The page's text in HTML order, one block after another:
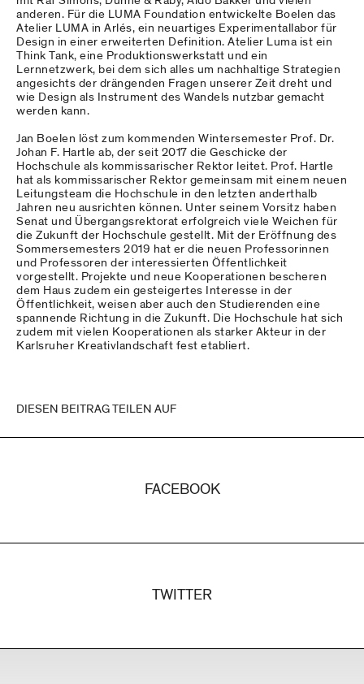
anderen. Für die LUMA Foundation entwickelte Boelen das
Atelier LUMA in Arlés, ein neuartiges Experimentallabor für
Design in einer erweiterten Definition. Atelier Luma ist ein
Think Tank, eine Produktionswerkstatt und ein
Lernnetzwerk, bei dem sich alles um nachhaltige Strategien
angesichts der drängenden Fragen unserer Zeit dreht und
wie Design als Instrument des Wandels nutzbar gemacht
werden kann.
Jan Boelen löst zum kommenden Wintersemester Prof. Dr.
Johan F. Hartle ab, der seit 2017 die Geschicke der
Hochschule als kommissarischer Rektor leitet. Prof. Hartle
hat als kommissarischer Rektor gemeinsam mit einem neuen
Leitungsteam die Hochschule in den letzten anderthalb
Jahren neu ausrichten können. Unter seinem Vorsitz haben
Senat und Übergangsrektorat erfolgreich viele Weichen für
die Zukunft der Hochschule gestellt. Mit der Eröffnung des
Sommersemesters 2019 hat er die neuen Professorinnen
und Professoren der interessierten Öffentlichkeit
vorgestellt. Projekte und neue Kooperationen bescheren
dem Haus zudem ein gesteigertes Interesse in der
Öffentlichkeit, weisen aber auch den Studierenden eine
spannende Richtung in die Zukunft. Die Hochschule hat sich
zudem mit vielen Kooperationen als starker Akteur in der
Karlsruher Kreativlandschaft fest etabliert.
DIESEN BEITRAG TEILEN AUF
FACEBOOK
TWITTER